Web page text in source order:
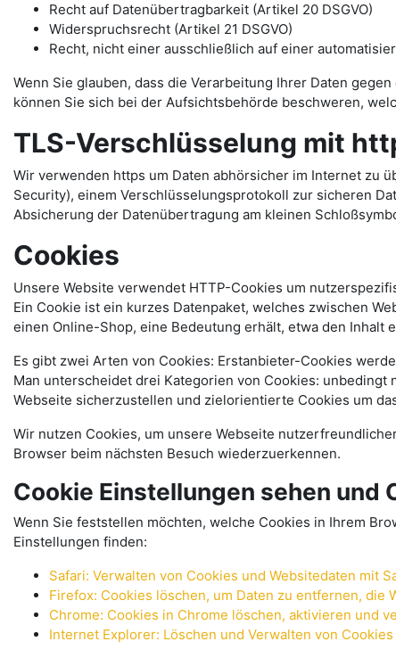
Recht auf Datenübertragbarkeit (Artikel 20 DSGVO)
Widerspruchsrecht (Artikel 21 DSGVO)
Recht, nicht einer ausschließlich auf einer
Wenn Sie glauben, dass die Verarbeitung Ihrer Daten
können Sie sich bei der Aufsichtsbehörde beschweren,
TLS-Verschlüsselung mit
Wir verwenden https um Daten abhörsicher im Internet zu
Security), einem Verschlüsselungsprotokoll zur sicheren
Absicherung der Datenübertragung am kleinen
Cookies
Unsere Website verwendet HTTP-Cookies um
Ein Cookie ist ein kurzes Datenpaket, welches zwischen
einen Online-Shop, eine Bedeutung erhält, etwa den Inhalt
Es gibt zwei Arten von Cookies: Erstanbieter-Cookies
Man unterscheidet drei Kategorien von Cookies:
Webseite sicherzustellen und zielorientierte Cookies um
Wir nutzen Cookies, um unsere Webseite
Browser beim nächsten Besuch wiederzuerkennen.
Cookie Einstellungen sehen und
Wenn Sie feststellen möchten, welche Cookies in Ihrem
Einstellungen finden:
Safari: Verwalten von Cookies und Websitedaten mit
Firefox: Cookies löschen, um Daten zu entfernen, die
Chrome: Cookies in Chrome löschen, aktivieren und
Internet Explorer: Löschen und Verwalten von Cookies